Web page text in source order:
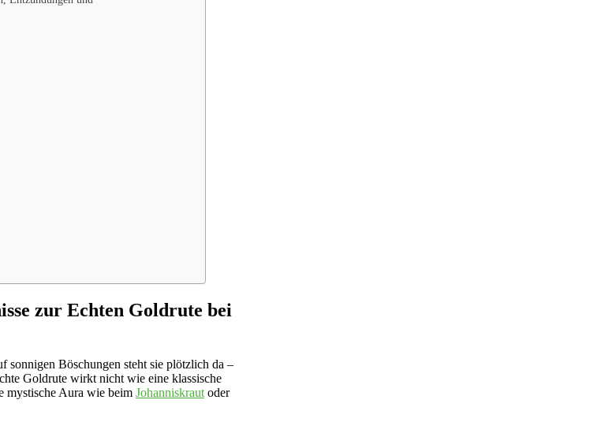
zur Echten Goldrute bei
sonnigen Böschungen steht sie plötzlich da –
Goldrute wirkt nicht wie eine klassische
mystische Aura wie beim Johanniskrautoder